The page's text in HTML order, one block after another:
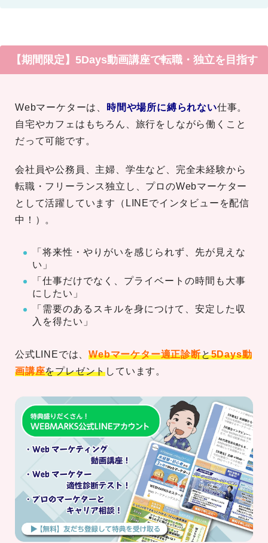
【期間限定】5Days動画講座で転職・独立を目指す
Webマーケターは、 時間や場所に縛られない仕事。
自宅やカフェはもちろん、旅行をしながら働くこと
だって可能です。
会社員や公務員、主婦、学生など、完全未経験から
転職・フリーランス独立し、プロのWebマーケター
として活躍しています（LINEでインタビューを配信
中！）。
「将来性・やりがいを感じられず、先が見えな
い」
「仕事だけでなく、プライベートの時間も大事
にしたい」
「需要のあるスキルを身につけて、安定した収
入を得たい」
公式LINEでは、Webマーケター適正診断と5Days動
画講座をプレゼントしています。